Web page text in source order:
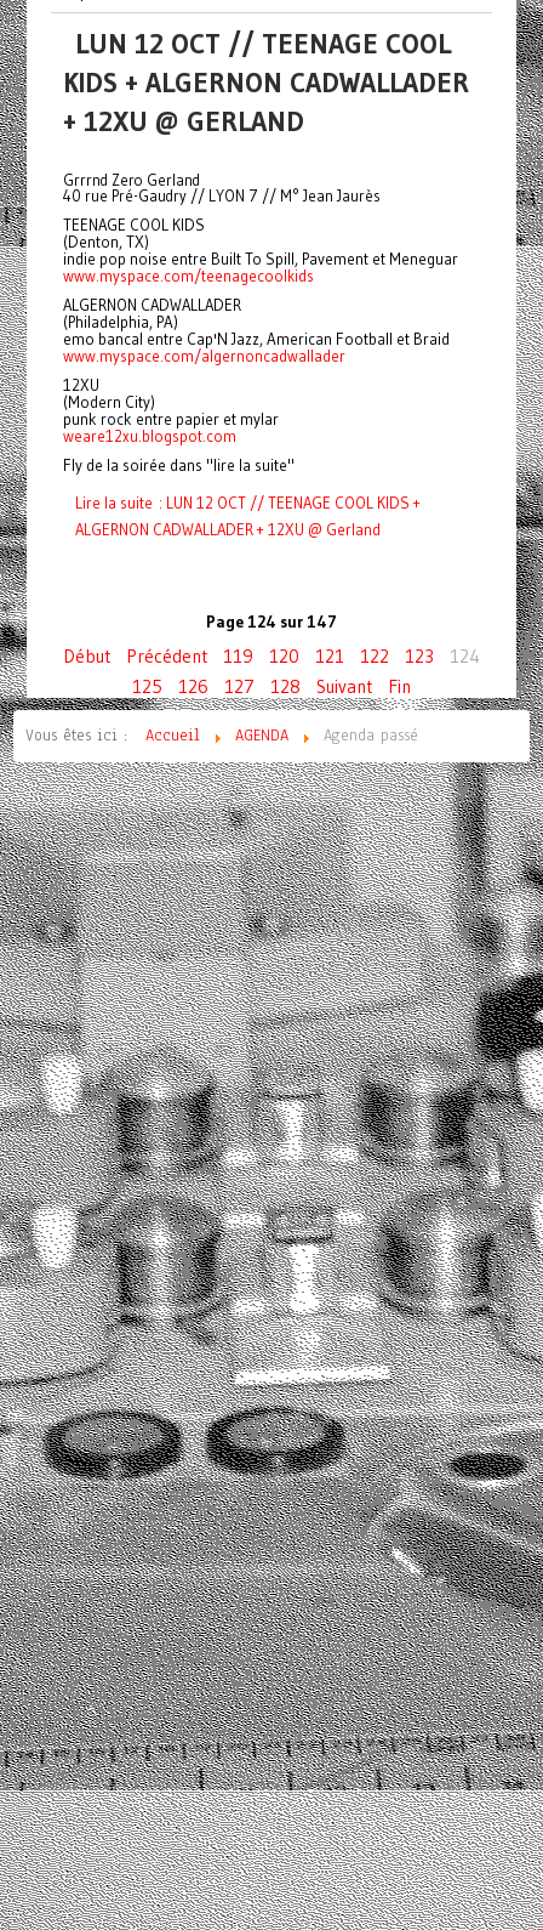
LUN 12 OCT // TEENAGE COOL
KIDS + ALGERNON CADWALLADER
+ 12XU @ GERLAND
Grrrnd Zero Gerland
40 rue Pré-Gaudry // LYON 7 // M° Jean Jaurès
TEENAGE COOL KIDS
(Denton, TX)
indie pop noise entre Built To Spill, Pavement et Meneguar
www.myspace.com/teenagecoolkids
ALGERNON CADWALLADER
(Philadelphia, PA)
emo bancal entre Cap'N Jazz, American Football et Braid
www.myspace.com/algernoncadwallader
12XU
(Modern City)
punk rock entre papier et mylar
weare12xu.blogspot.com
Fly de la soirée dans "lire la suite"
Lire la suite : LUN 12 OCT // TEENAGE COOL KIDS +
ALGERNON CADWALLADER + 12XU @ Gerland
Page 124 sur 147
Début Précédent 119 120 121 122 123
124
125
126 127 128 Suivant Fin
Vous êtes ici : Accueil AGENDA Agenda passé